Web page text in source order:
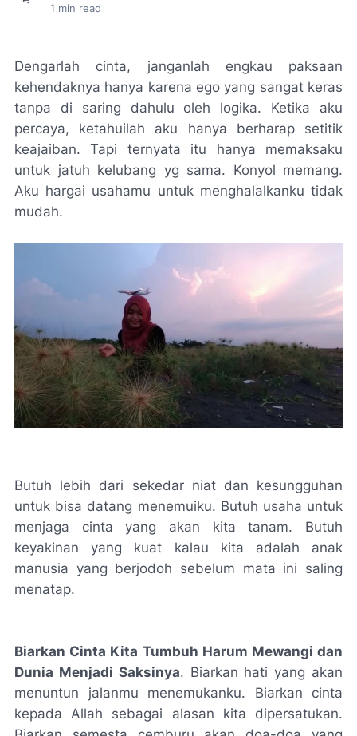
1 min read
Dengarlah cinta, janganlah engkau paksaan
kehendaknya hanya karena ego yang sangat keras
tanpa di saring dahulu oleh logika. Ketika aku
percaya, ketahuilah aku hanya berharap setitik
keajaiban. Tapi ternyata itu hanya memaksaku
untuk jatuh kelubang yg sama. Konyol memang.
Aku hargai usahamu untuk menghalalkanku tidak
mudah.
Butuh lebih dari sekedar niat dan kesungguhan
untuk bisa datang menemuiku. Butuh usaha untuk
menjaga cinta yang akan kita tanam. Butuh
keyakinan yang kuat kalau kita adalah anak
manusia yang berjodoh sebelum mata ini saling
menatap.
Biarkan Cinta Kita Tumbuh Harum Mewangi dan
Dunia Menjadi Saksinya. Biarkan hati yang akan
menuntun jalanmu menemukanku. Biarkan cinta
kepada Allah sebagai alasan kita dipersatukan.